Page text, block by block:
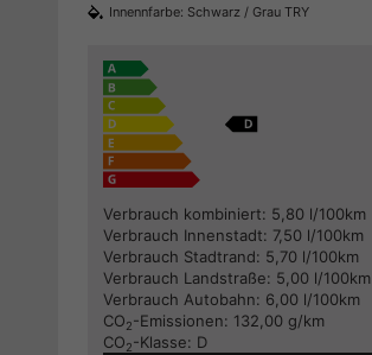
Innennfarbe: Schwarz / Grau TRY
Verbrauch kombiniert: 5,80 l/100km
Verbrauch Innenstadt: 7,50 l/100km
Verbrauch Stadtrand: 5,70 l/100km
Verbrauch Landstraße: 5,00 l/100km
Verbrauch Autobahn: 6,00 l/100km
CO2-Emissionen: 132,00 g/km
CO2-Klasse: D